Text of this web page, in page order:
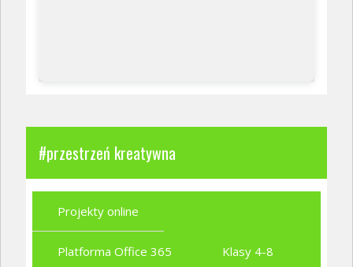
#przestrzeń kreatywna
Projekty online
Platforma Office 365 Klasy 4-8